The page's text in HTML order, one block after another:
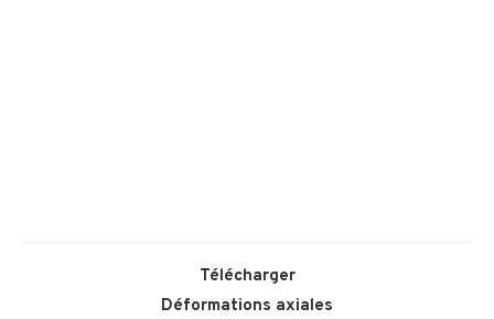
Télécharger
Déformations axiales